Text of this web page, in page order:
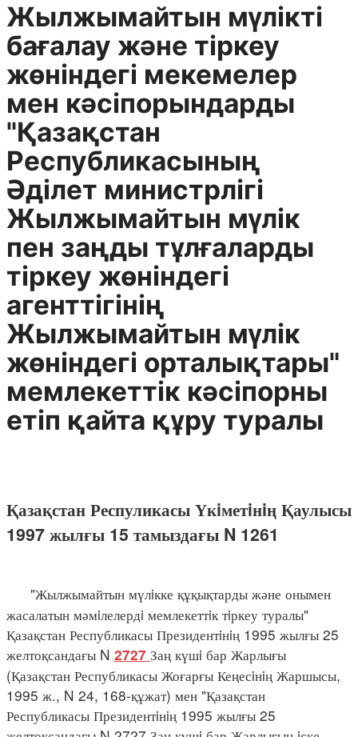
Жылжымайтын мүлiктi
бағалау және тiркеу
жөнiндегi мекемелер
мен кәсiпорындарды
"Қазақстан
Республикасының
Әдiлет министрлiгi
Жылжымайтын мүлiк
пен заңды тұлғаларды
тiркеу жөнiндегi
агенттiгiнiң
Жылжымайтын мүлiк
жөнiндегi орталықтары"
мемлекеттiк кәсiпорны
етiп қайта құру туралы
Қазақстан Респуликасы Үкiметiнiң Қаулысы
1997 жылғы 15 тамыздағы N 1261
"Жылжымайтын мүлiкке құқықтарды және онымен
жасалатын мәмiлелердi мемлекеттiк тiркеу туралы"
Қазақстан Республикасы Президентiнiң 1995 жылғы 25
желтоқсандағы N 2727 Заң күшi бар Жарлығы
(Қазақстан Республикасы Жоғарғы Кеңесiнiң Жаршысы,
1995 ж., N 24, 168-құжат) мен "Қазақстан
Республикасы Президентiнiң 1995 жылғы 25